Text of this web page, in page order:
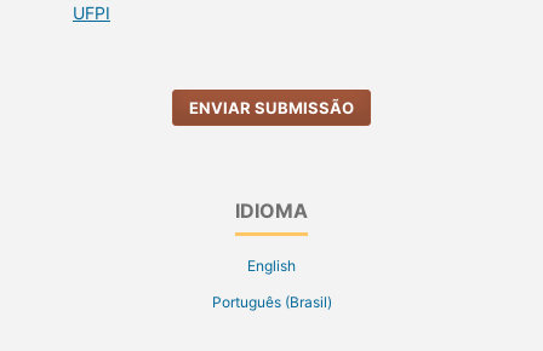
UFPI
ENVIAR SUBMISSÃO
IDIOMA
English
Português (Brasil)